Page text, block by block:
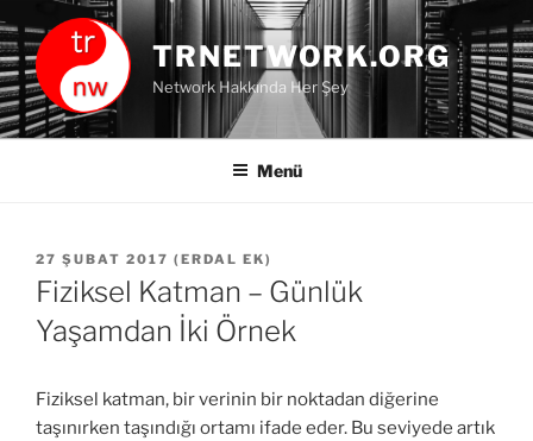
geç
TRNETWORK.ORG
Network Hakkında Her Şey
Menü
YAYIM
TARIHI
27 ŞUBAT 2017 ( ERDAL EK)
Fiziksel Katman – Günlük
Yaşamdan İki Örnek
Fiziksel katman, bir verinin bir noktadan diğerine
taşınırken taşındığı ortamı ifade eder. Bu seviyede artık